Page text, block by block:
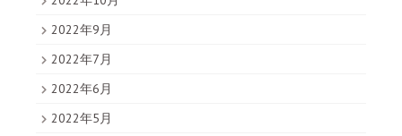
2022年9月
2022年7月
2022年6月
2022年5月